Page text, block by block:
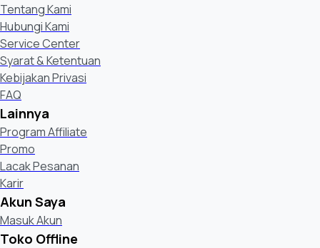
Tentang Kami
Hubungi Kami
Service Center
Syarat & Ketentuan
Kebijakan Privasi
FAQ
Lainnya
Program Affiliate
Promo
Lacak Pesanan
Karir
Akun Saya
Masuk Akun
Toko Offline